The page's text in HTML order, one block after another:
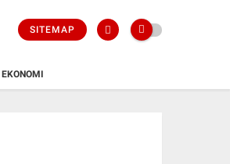
SITEMAP
EKONOMI